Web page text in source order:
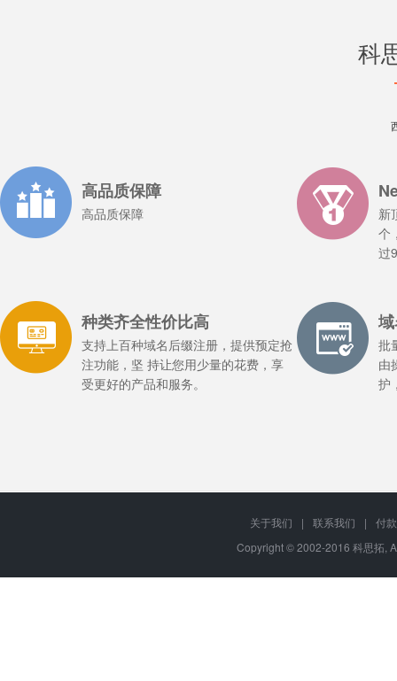
科
高品质保障
高品质保障
新
个
过
种类齐全性价比高
支持上百种域名后缀注册，提供预定抢
注功能，坚 持让您用少量的花费，享
受更好的产品和服务。
批
由
护
关于我们 | 联系我们 |
付
Copyright © 2002-2016 科思拓,